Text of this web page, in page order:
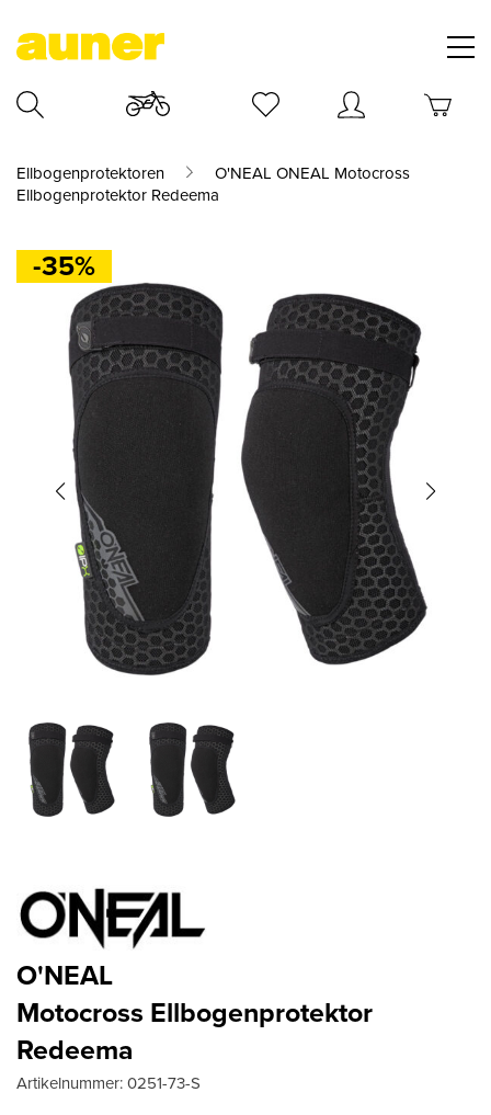
Ellbogenprotektoren
O'NEAL ONEAL Motocross
Ellbogenprotektor Redeema
-35%
O'NEAL
Motocross Ellbogenprotektor
Redeema
Artikelnummer:0251-73-S